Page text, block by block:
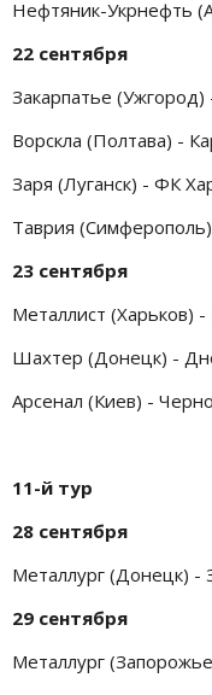
Нефтяник-Укрнефть
22 сентября
Закарпатье (Ужгород)
Ворскла (Полтава) -
Заря (Луганск) - ФК
Таврия
23 сентября
Металлист (Харьков)
Шахтер (Донецк) -
Арсенал (Киев) -
11-й тур
28 сентября
Металлург (Донецк) -
29 сентября
Металлург